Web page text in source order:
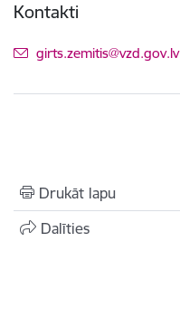
Kontakti
E-pasts:
girts.zemitis@vzd.gov.lv
Drukāt lapu
Dalīties